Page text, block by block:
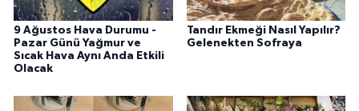
9 Ağustos Hava Durumu -
Pazar Günü Yağmur ve
Sıcak Hava Aynı Anda Etkili
Olacak
Tandır Ekmeği Nasıl Yapılır?
Gelenekten Sofraya